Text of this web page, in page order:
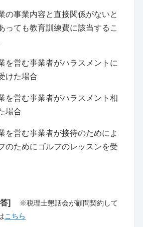
事業内容と直接関係がないと
っても教育訓練費に該当するこ
を営む事業者がハラスメントに
けた場合
を営む事業者がハラスメント相
場合
を営む事業者が接待のためによ
のためにゴルフのレッスンを受
]
※税理士懇話会が顧問契約して
こちら